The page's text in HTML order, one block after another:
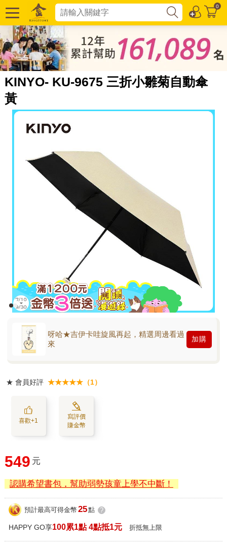
0
KINYO- KU-9675 三折小雛菊自動傘
黃
呀哈★吉伊卡哇旋風再起，精選周邊看過
來
加購
★ 會員好評 ★★★★★（1）
喜歡+1
寫評價
賺金幣
549 元
認購希望書包，幫助弱勢孩童上學不中斷！
預計最高可得金幣 25點 ?
HAPPY GO享100累1點 4點抵1元 折抵無上限